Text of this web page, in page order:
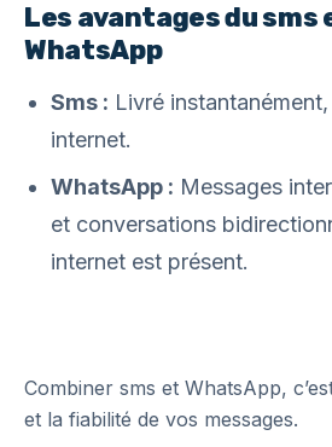
Les avantages du sms
WhatsApp
Sms : Livré
internet.
WhatsApp : Messages
et conversations
internet est présent.
Combiner sms et WhatsApp,
et la fiabilité de vos messages.